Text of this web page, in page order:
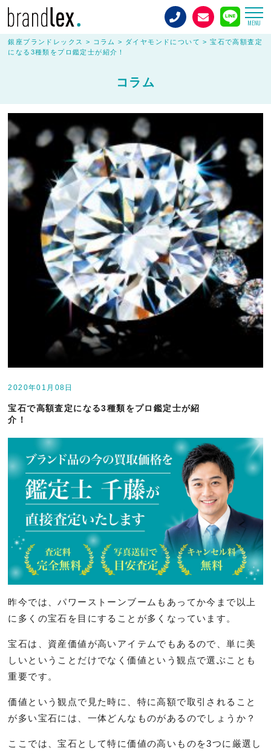
MENU
銀座ブランドレックス > コラム > ダイヤモンドについて >宝石で高額査定
になる3種類をプロ鑑定士が紹介！
コラム
2020年01月08日
宝石で高額査定になる3種類をプロ鑑定士が紹
介！
昨今では、パワーストーンブームもあってか今まで以上
に多くの宝石を目にすることが多くなっています。
宝石は、資産価値が高いアイテムでもあるので、単に美
しいということだけでなく価値という観点で選ぶことも
重要です。
価値という観点で見た時に、特に高額で取引されること
が多い宝石には、一体どんなものがあるのでしょうか？
ここでは、宝石として特に価値の高いものを3つに厳選し